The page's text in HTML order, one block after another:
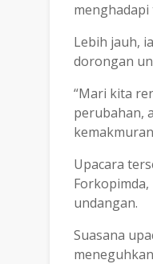
menghadapi
Lebih jauh,
dorongan
“Mari kita
perubahan,
Upacara
Forkopimda,
undangan.
Suasana